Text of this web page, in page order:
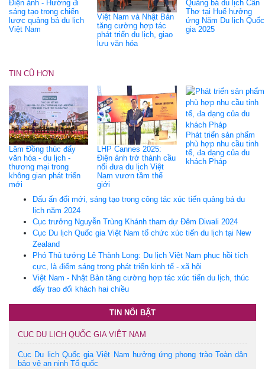
Điện ảnh - Hướng đi
sáng tạo trong chiến
lược quảng bá du lịch
Việt Nam
Việt Nam và Nhật Bản
tăng cường hợp tác
phát triển du lịch, giao
lưu văn hóa
Quảng bá du lịch Cần
Thơ tại Huế hưởng
ứng Năm Du lịch Quốc
gia 2025
TIN CŨ HƠN
Lâm Đồng thúc đẩy
văn hóa - du lịch -
thương mại trong
không gian phát triển
mới
LHP Cannes 2025:
Điện ảnh trở thành cầu
nối đưa du lịch Việt
Nam vươn tầm thế
giới
Phát triển sản phẩm
phù hợp nhu cầu tinh
tế, đa dạng của du
khách Pháp
Dấu ấn đổi mới, sáng tạo trong công tác xúc tiến quảng bá du
lịch năm 2024
Cục trưởng Nguyễn Trùng Khánh tham dự Đêm Diwali 2024
Cục Du lịch Quốc gia Việt Nam tổ chức xúc tiến du lịch tại New
Zealand
Phó Thủ tướng Lê Thành Long: Du lịch Việt Nam phục hồi tích
cực, là điểm sáng trong phát triển kinh tế - xã hội
Việt Nam - Nhật Bản tăng cường hợp tác xúc tiến du lịch, thúc
đẩy trao đổi khách hai chiều
TIN NỔI BẬT
CỤC DU LỊCH QUỐC GIA VIỆT NAM
Cục Du lịch Quốc gia Việt Nam hưởng ứng phong trào Toàn dân
bảo vệ an ninh Tổ quốc